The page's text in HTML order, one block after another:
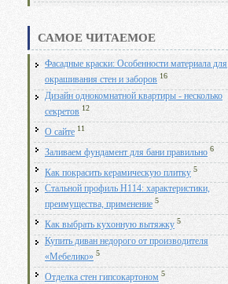
САМОЕ ЧИТАЕМОЕ
Фасадные краски: Особенности материала для
окрашивания стен и заборов 16
Дизайн однокомнатной квартиры - несколько
секретов 12
О сайте 11
Заливаем фундамент для бани правильно 6
Как покрасить керамическую плитку 5
Стальной профиль Н114: характеристики,
преимущества, применение 5
Как выбрать кухонную вытяжку 5
Купить диван недорого от производителя
«Мебелико» 5
Отделка стен гипсокартоном 5